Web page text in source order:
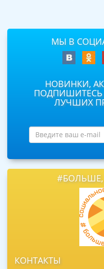
МЫ В
НОВИНКИ,
ПОДПИШИТЕСЬ
ЛУЧШИХ
КОНТАКТЫ